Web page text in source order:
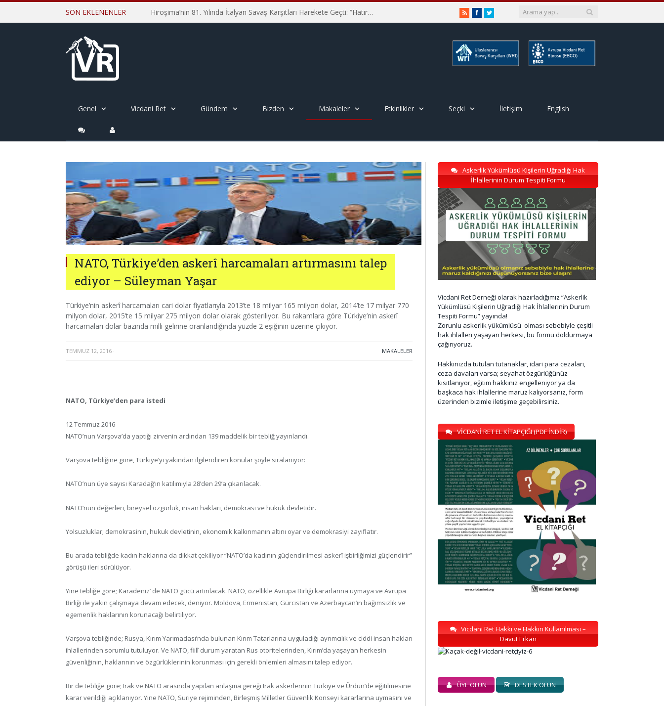
SON EKLENENLER Hiroşima’nın 81. Yılında İtalyan Savaş Karşıtları Harekete Geçti: “Hatırlamak yeterli değil” RSSFacebookTwitter
Genel Vicdani Ret Gündem Bizden Makaleler Etkinlikler Seçki İletişim English
NATO, Türkiye’den askerî harcamaları artırmasını talep
ediyor – Süleyman Yaşar
Türkiye’nin askerî harcamaları cari dolar fiyatlarıyla 2013’te 18 milyar 165 milyon dolar, 2014’te 17 milyar 770
milyon dolar, 2015’te 15 milyar 275 milyon dolar olarak gösteriliyor. Bu rakamlara göre Türkiye’nin askerî
harcamaları dolar bazında milli gelirine oranlandığında yüzde 2 eşiğinin üzerine çıkıyor.
TEMMUZ 12, 2016 · MAKALELER
NATO, Türkiye’den para istedi
12 Temmuz 2016
NATO’nun Varşova’da yaptığı zirvenin ardından 139 maddelik bir tebliğ yayınlandı.
Varşova tebliğine göre, Türkiye’yi yakından ilgilendiren konular şöyle sıralanıyor:
NATO’nun üye sayısı Karadağ’ın katılımıyla 28’den 29’a çıkarılacak.
NATO’nun değerleri, bireysel özgürlük, insan hakları, demokrasi ve hukuk devletidir.
Yolsuzluklar; demokrasinin, hukuk devletinin, ekonomik kalkınmanın altını oyar ve demokrasiyi zayıflatır.
Bu arada tebliğde kadın haklarına da dikkat çekiliyor “NATO’da kadının güçlendirilmesi askerî işbirliğimizi güçlendirir”
görüşü ileri sürülüyor.
Yine tebliğe göre; Karadeniz’ de NATO gücü artırılacak. NATO, özellikle Avrupa Birliği kararlarına uymaya ve Avrupa
Birliği ile yakın çalışmaya devam edecek, deniyor. Moldova, Ermenistan, Gürcistan ve Azerbaycan’ın bağımsızlık ve
egemenlik haklarının korunacağı belirtiliyor.
Varşova tebliğinde; Rusya, Kırım Yarımadası’nda bulunan Kırım Tatarlarına uyguladığı ayrımcılık ve ciddi insan hakları
ihlallerinden sorumlu tutuluyor. Ve NATO, fiilî durum yaratan Rus otoritelerinden, Kırım’da yaşayan herkesin
güvenliğinin, haklarının ve özgürlüklerinin korunması için gerekli önlemleri almasını talep ediyor.
Bir de tebliğe göre; Irak ve NATO arasında yapılan anlaşma gereği Irak askerlerinin Türkiye ve Ürdün’de eğitilmesine
karar verildiği açıklanıyor. Yine NATO, Suriye rejiminden, Birleşmiş Milletler Güvenlik Konseyi kararlarına uymasını ve
Askerlik Yükümlüsü Kişilerin Uğradığı Hak
İhlallerinin Durum Tespiti Formu
Vicdani Ret Derneği olarak hazırladığımız “Askerlik
Yükümlüsü Kişilerin Uğradığı Hak İhlallerinin Durum
Tespiti Formu” yayında!
Zorunlu askerlik yükümlüsü olması sebebiyle çeşitli
hak ihlalleri yaşayan herkesi, bu formu doldurmaya
çağırıyoruz.
Hakkınızda tutulan tutanaklar, idari para cezaları,
ceza davaları varsa; seyahat özgürlüğünüz
kısıtlanıyor, eğitim hakkınız engelleniyor ya da
başkaca hak ihlallerine maruz kalıyorsanız, form
üzerinden bizimle iletişime geçebilirsiniz.
VİCDANİ RET EL KİTAPÇIĞI (PDF İNDİR)
Vicdani Ret Hakkı ve Hakkın Kullanılması –
Davut Erkan
ÜYE OLUN DESTEK OLUN